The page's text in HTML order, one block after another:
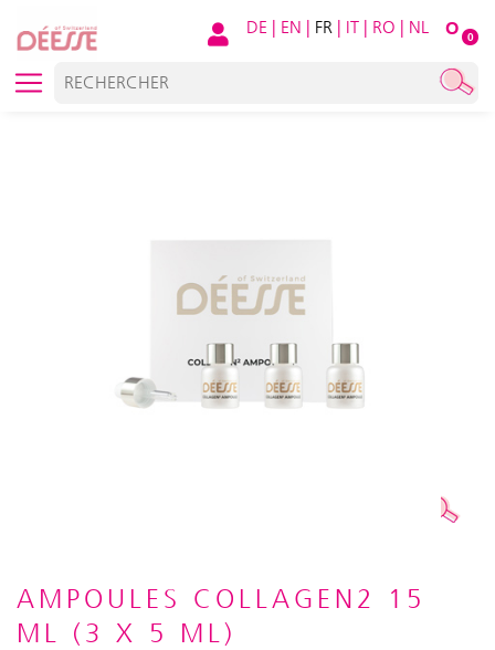
O 0
DE | EN | FR | IT | RO | NL
AMPOULES COLLAGEN2 15
ML (3 X 5 ML)